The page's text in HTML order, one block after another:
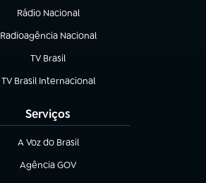
Rádio Nacional
Radioagência Nacional
(abre em nova aba)
TV Brasil
(abre em nova aba)
TV Brasil Internacional
(abre em nova aba)
Serviços
A Voz do Brasil
(abre em nova aba)
Agência GOV
(abre em nova aba)